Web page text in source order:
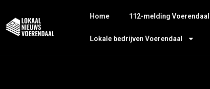
Home 112-melding Voerendaal
Lokale bedrijven Voerendaal